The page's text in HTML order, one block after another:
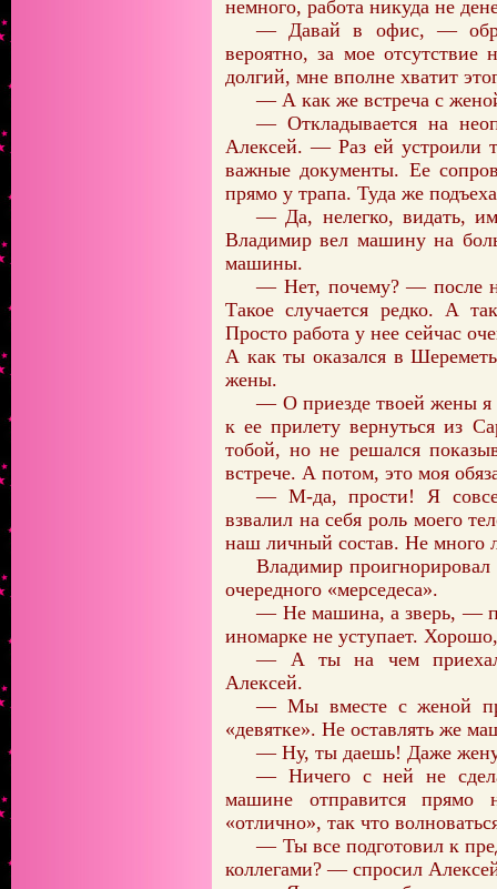
немного, работа никуда не
— Давай в офис, —
вероятно, за мое
долгий, мне вполне хватит
— А как же встреча с
— Откладывается на
Алексей. — Раз ей устроили
важные документы. Ее
прямо у трапа. Туда же
— Да, нелегко, видать,
Владимир вел машину на
машины.
— Нет, почему? — после
Такое случается редко. А
Просто работа у нее сейчас
А как ты оказался в
жены.
— О приезде твоей жены я
к ее прилету вернуться из
тобой, но не решался
встрече. А потом, это моя
— М-да, прости! Я
взвалил на себя роль моего
наш личный состав. Не много
Владимир проигнорировал
очередного «мерседеса».
— Не машина, а зверь, —
иномарке не уступает.
— А ты на чем приехал
Алексей.
— Мы вместе с женой
«девятке». Не оставлять же
— Ну, ты даешь! Даже
— Ничего с ней не
машине отправится прямо
«отлично», так что
— Ты все подготовил к
коллегами? — спросил